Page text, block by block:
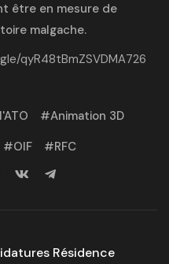
être en mesure de
malgache.
qyR48tBmZSVDMA726
Animation 3D
OIF
RFC
Résidence